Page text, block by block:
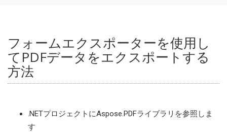
フォームエクスポーターを使用し
てPDFデータをエクスポートする
方法
.NETプロジェクトにAspose.PDFライブラリを参照しま
す